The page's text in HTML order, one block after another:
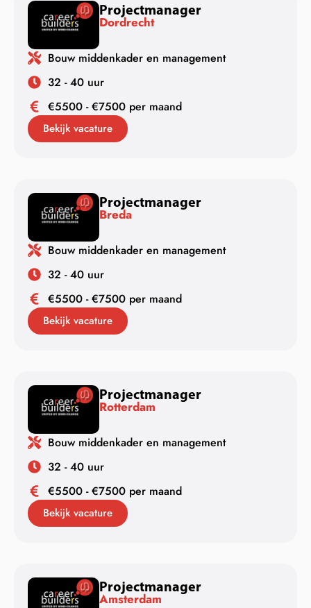
Projectmanager
Dordrecht
Bouw middenkader en management
32 - 40 uur
€5500 - €7500 per maand
Bekijk vacature
Projectmanager
Breda
Bouw middenkader en management
32 - 40 uur
€5500 - €7500 per maand
Bekijk vacature
Projectmanager
Rotterdam
Bouw middenkader en management
32 - 40 uur
€5500 - €7500 per maand
Bekijk vacature
Projectmanager
Amsterdam